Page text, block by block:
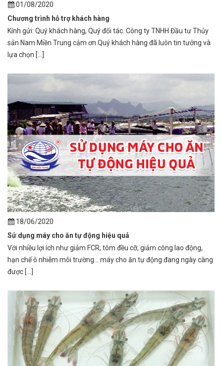
01/08/2020
Chương trình hỗ trợ khách hàng
Kính gửi: Quý khách hàng, Quý đối tác. Công ty TNHH Đầu tư Thủy
sản Nam Miền Trung cảm ơn Quý khách hàng đã luôn tin tưởng và
lựa chọn [...]
18/06/2020
Sử dụng máy cho ăn tự động hiệu quả
Với nhiều lợi ích như giảm FCR, tôm đều cỡ, giảm công lao động,
hạn chế ô nhiễm môi trường… máy cho ăn tự động đang ngày càng
được [...]